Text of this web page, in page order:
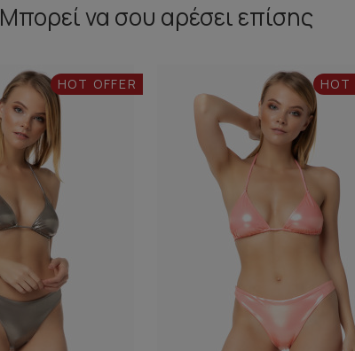
Μπορεί να σου αρέσει επίσης
HOT OFFER HOT